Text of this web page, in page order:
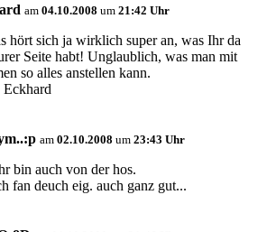
am 04.10.2008 um 21:42 Uhr
hört sich ja wirklich super an, was Ihr da
Seite habt! Unglaublich, was man mit
so alles anstellen kann.
am 02.10.2008 um 23:43 Uhr
bin auch von der hos.
fan deuch eig. auch ganz gut...